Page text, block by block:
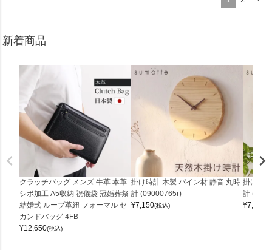
新着商品
クラッチバッグ メンズ 牛革 本革
シボ加工 A5収納 祝儀袋 冠婚葬祭
結婚式 ループ革紐 フォーマル セ
カンドバッグ 4FB
¥12,650(税込)
掛け時計 木製 パイン材 静音 丸時
計 (09000765r)
¥7,150(税込)
掛け時
計
¥7,150